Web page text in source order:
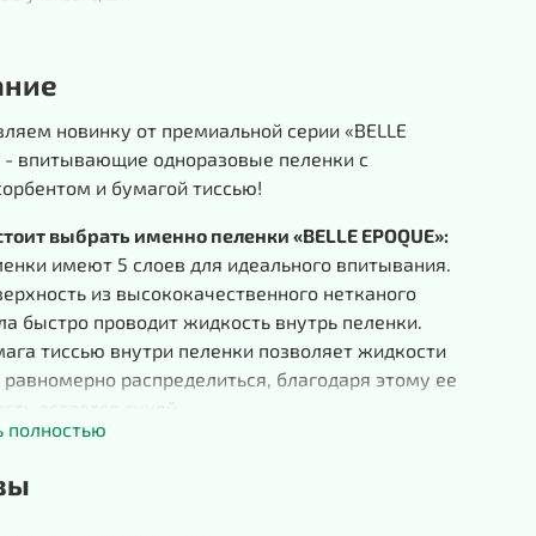
новинку от премиальной серии «BELLE
- впитывающие одноразовые пеленки с
и бумагой тиссью!
выбрать именно пеленки «BELLE EPOQUE»:
имеют 5 слоев для идеального впитывания.
из высококачественного нетканого
быстро проводит жидкость внутрь пеленки.
тиссью внутри пеленки позволяет жидкости
распределиться, благодаря этому ее
остается сухой.
слоя используется только
хлора.
полностью